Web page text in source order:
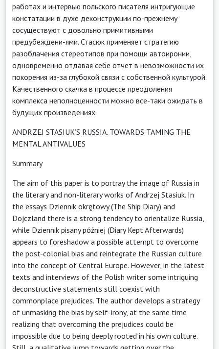
работах и интервью польского писателя интригующие
констатации в духе деконструкции по-прежнему
сосуществуют с довольно примитивными
предубеждени-ями. Стасюк применяет стратегию
разоблачения стереотипов при помощи автоиронии,
одновременно отдавая себе отчет в невозможности их
покорения из-за глубокой связи с собственной культурой.
Качественного скачка в процессе преодоления
комплекса неполноценности можно все-таки ожидать в
будущих произведениях.
ANDRZEJ STASIUK’S RUSSIA. TOWARDS TAMING THE
MENTAL ANTIVALUES
Summary
The aim of this paper is to portray the image of Russia in
the literary and non-literary works of Andrzej Stasiuk. In
the essays Dziennik okrętowy (The Ship Diary) and
Dojczland there is a strong tendency to orientalize Russia,
while Dziennik pisany później (Diary Kept Afterwards)
appears to foreshadow a possible attempt to overcome
the post-colonial bias and reintegrate the Russian culture
into the concept of Central Europe. However, in the latest
texts and interviews of the Polish writer some intriguing
deconstructive statements still coexist with
commonplace prejudices. The author develops a strategy
of unmasking the bias by self-irony, at the same time
realizing that overcoming the prejudices could be
impossible due to being deeply rooted in his own culture.